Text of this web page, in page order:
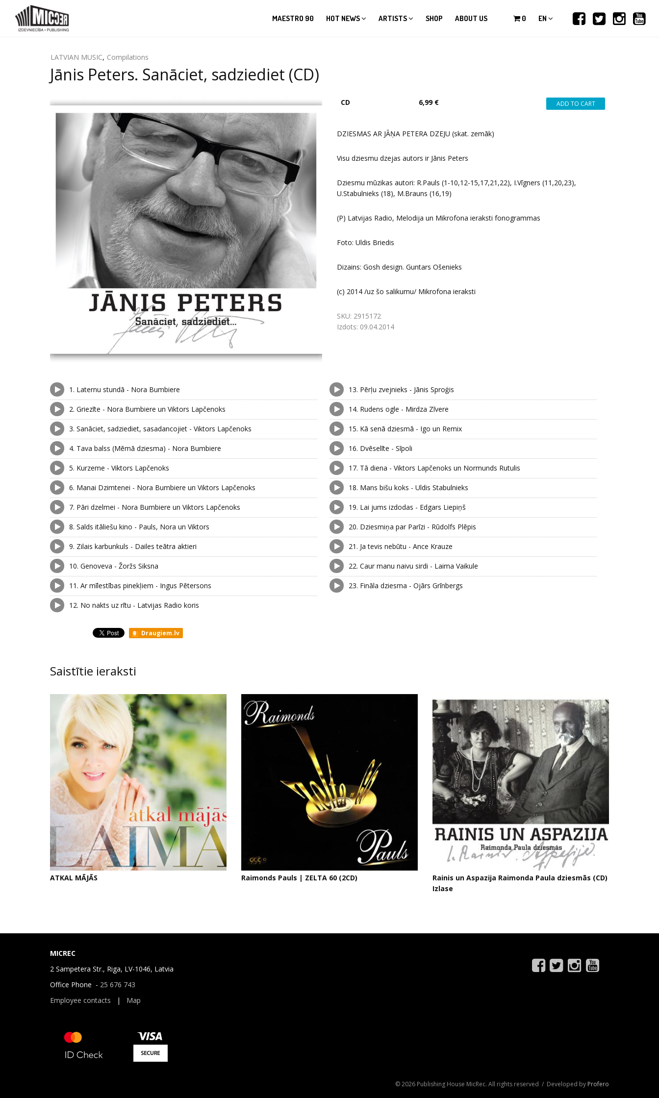
MAESTRO 90 HOT NEWS ARTISTS SHOP ABOUT US 0 EN
LATVIAN MUSIC, Compilations
Jānis Peters. Sanāciet, sadziediet (CD)
CD 6,99 €
DZIESMAS AR JĀŅA PETERA DZEJU (skat. zemāk)
Visu dziesmu dzejas autors ir Jānis Peters
Dziesmu mūzikas autori: R.Pauls (1-10,12-15,17,21,22), I.Vīgners (11,20,23),
U.Stabulnieks (18), M.Brauns (16,19)
(P) Latvijas Radio, Melodija un Mikrofona ieraksti fonogrammas
Foto: Uldis Briedis
Dizains: Gosh design. Guntars Ošenieks
(c) 2014 /uz šo salikumu/ Mikrofona ieraksti
SKU: 2915172
Izdots: 09.04.2014
1. Laternu stundā - Nora Bumbiere
2. Griezīte - Nora Bumbiere un Viktors Lapčenoks
3. Sanāciet, sadziediet, sasadancojiet - Viktors Lapčenoks
4. Tava balss (Mēmā dziesma) - Nora Bumbiere
5. Kurzeme - Viktors Lapčenoks
6. Manai Dzimtenei - Nora Bumbiere un Viktors Lapčenoks
7. Pāri dzelmei - Nora Bumbiere un Viktors Lapčenoks
8. Salds itāliešu kino - Pauls, Nora un Viktors
9. Zilais karbunkuls - Dailes teātra aktieri
10. Genoveva - Žoržs Siksna
11. Ar mīlestības pinekļiem - Ingus Pētersons
12. No nakts uz rītu - Latvijas Radio koris
13. Pērļu zvejnieks - Jānis Sproģis
14. Rudens ogle - Mirdza Zīvere
15. Kā senā dziesmā - Igo un Remix
16. Dvēselīte - Sīpoli
17. Tā diena - Viktors Lapčenoks un Normunds Rutulis
18. Mans bišu koks - Uldis Stabulnieks
19. Lai jums izdodas - Edgars Liepiņš
20. Dziesmiņa par Parīzi - Rūdolfs Plēpis
21. Ja tevis nebūtu - Ance Krauze
22. Caur manu naivu sirdi - Laima Vaikule
23. Fināla dziesma - Ojārs Grīnbergs
Draugiem.lv
Saistītie ieraksti
ATKAL MĀJĀS Raimonds Pauls | ZELTA 60 (2CD)
Rainis un Aspazija Raimonda Paula dziesmās (CD)
Izlase
MICREC
2 Sampetera Str., Riga, LV-1046, Latvia
Office Phone - 25 676 743
Employee contacts | Map
© 2026 Publishing House MicRec. All rights reserved / Developed by Profero